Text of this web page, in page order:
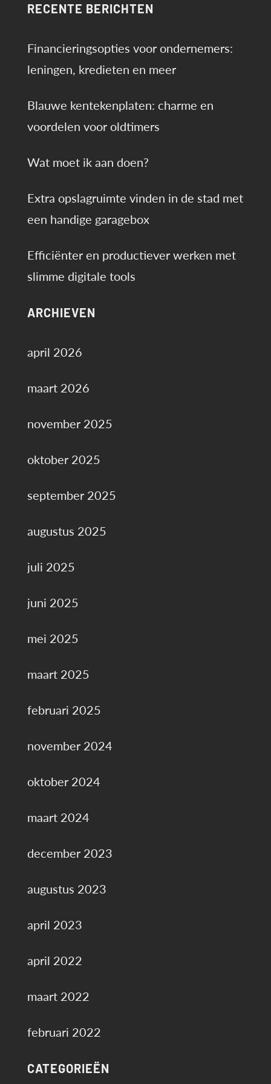
Collection
de
Ultieme
Pokémon
Elite
op
RECENTE BERICHTEN
Financieringsopties voor ondernemers:
leningen, kredieten en meer
Blauwe kentekenplaten: charme en
voordelen voor oldtimers
Wat moet ik aan doen?
Extra opslagruimte vinden in de stad met
een handige garagebox
Efficiënter en productiever werken met
slimme digitale tools
ARCHIEVEN
april 2026
maart 2026
november 2025
oktober 2025
september 2025
augustus 2025
juli 2025
juni 2025
mei 2025
maart 2025
februari 2025
november 2024
oktober 2024
maart 2024
december 2023
augustus 2023
april 2023
april 2022
maart 2022
februari 2022
CATEGORIEËN